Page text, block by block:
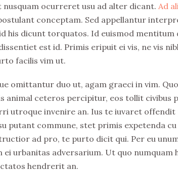
ocurreret usu ad alter dicant. Ad
conceptam. Sed appellantur
his dicunt torquatos. Id euismod mentitum
est id. Primis eripuit ei vis, ne vis
facilis vim ut.
omittantur duo ut, agam graeci in vim.
animal ceteros percipitur, eos tollit civibus
utroque invenire an. Ius te iuvaret offendit
putant commune, stet primis expetenda cu
ad pro, te purto dicit qui. Per eu
ei urbanitas adversarium. Ut quo numquam
hendrerit an.